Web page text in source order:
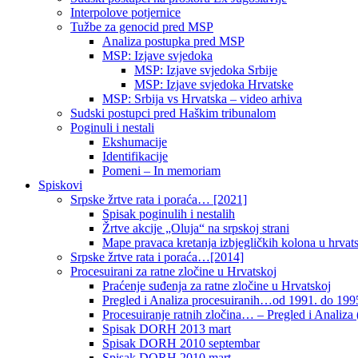
Interpolove potjernice
Tužbe za genocid pred MSP
Analiza postupka pred MSP
MSP: Izjave svjedoka
MSP: Izjave svjedoka Srbije
MSP: Izjave svjedoka Hrvatske
MSP: Srbija vs Hrvatska – video arhiva
Sudski postupci pred Haškim tribunalom
Poginuli i nestali
Ekshumacije
Identifikacije
Pomeni – In memoriam
Spiskovi
Srpske žrtve rata i poraća… [2021]
Spisak poginulih i nestalih
Žrtve akcije „Oluja“ na srpskoj strani
Mape pravaca kretanja izbjegličkih kolona u
Srpske žrtve rata i poraća…[2014]
Procesuirani za ratne zločine u Hrvatskoj
Praćenje suđenja za ratne zločine u Hrvatskoj
Pregled i Analiza procesuiranih…od 1991. do
Procesuiranje ratnih zločina… – Pregled i Analiza
Spisak DORH 2013 mart
Spisak DORH 2010 septembar